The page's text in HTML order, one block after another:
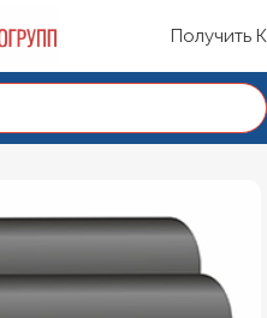
Получить